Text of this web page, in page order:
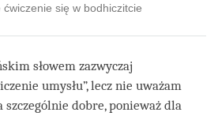
się w bodhiczitcie
słowem zazwyczaj
umysłu”, lecz nie uważam
szczególnie dobre, ponieważ dla